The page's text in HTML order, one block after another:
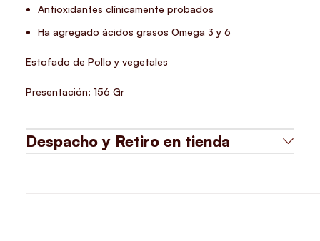
Antioxidantes clínicamente probados
Ha agregado ácidos grasos Omega 3 y 6
Estofado de Pollo y vegetales
Presentación: 156 Gr
Despacho y Retiro en tienda